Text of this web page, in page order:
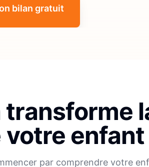
bilan gratuit
enfant
par comprendre votre